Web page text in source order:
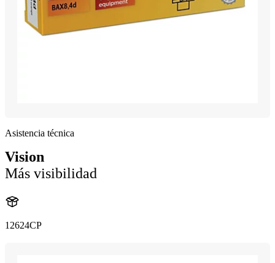
Asistencia técnica
Vision
Más visibilidad
12624CP